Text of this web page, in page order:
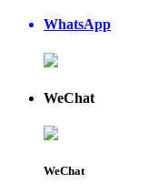
WhatsApp
WeChat
WeChat